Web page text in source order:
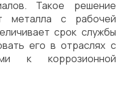
Такое решение
металла с рабочей
срок службы
его в отраслях с
к коррозионной